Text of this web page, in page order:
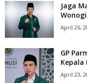
Jaga
April 26,
GP
Kepala
April 23,